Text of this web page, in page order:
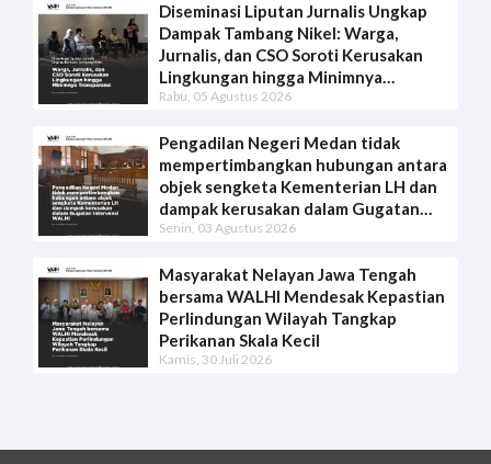
Diseminasi Liputan Jurnalis Ungkap
Dampak Tambang Nikel: Warga,
Jurnalis, dan CSO Soroti Kerusakan
Lingkungan hingga Minimnya
Transparansi
Rabu, 05 Agustus 2026
Pengadilan Negeri Medan tidak
mempertimbangkan hubungan antara
objek sengketa Kementerian LH dan
dampak kerusakan dalam Gugatan
Intervensi WALHI
Senin, 03 Agustus 2026
Masyarakat Nelayan Jawa Tengah
bersama WALHI Mendesak Kepastian
Perlindungan Wilayah Tangkap
Perikanan Skala Kecil
Kamis, 30 Juli 2026